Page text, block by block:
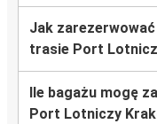
Jak
trasie Port
Ile bagażu mogę
Port Lotniczy